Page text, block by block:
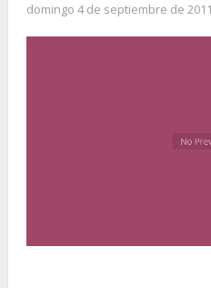
domingo 4 de septiembre de 2011